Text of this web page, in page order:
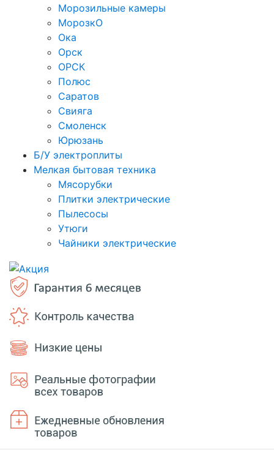
Морозильные камеры
МорозкО
Ока
Орск
ОРСК
Полюс
Саратов
Свияга
Смоленск
Юрюзань
Б/У электроплиты
Мелкая бытовая техника
Мясорубки
Плитки электрические
Пылесосы
Утюги
Чайники электрические